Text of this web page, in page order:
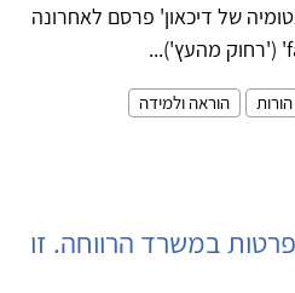
של דיכאון' פרסם לאחרונה
הורות הוראה ולמידה
במשרד הרווחה. זו